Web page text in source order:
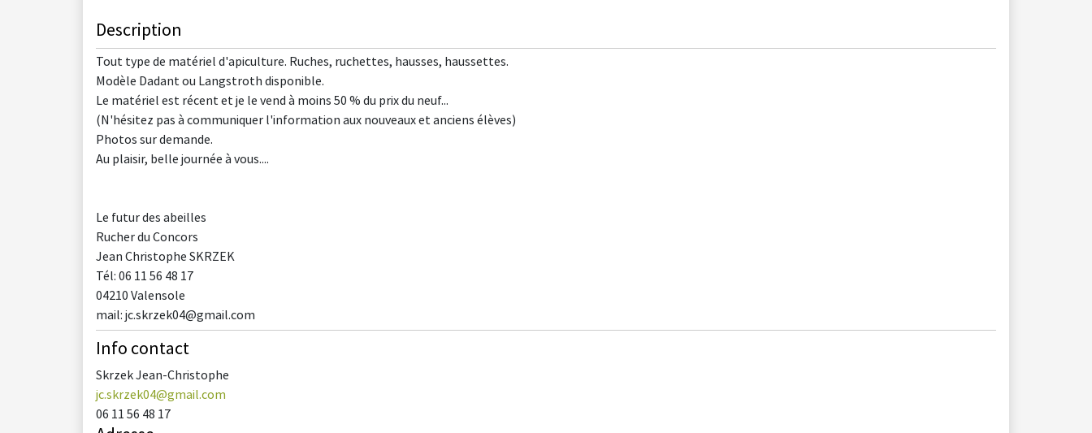
Description
Tout type de matériel d'apiculture. Ruches, ruchettes, hausses, haussettes.
Modèle Dadant ou Langstroth disponible.
Le matériel est récent et je le vend à moins 50 % du prix du neuf...
(N'hésitez pas à communiquer l'information aux nouveaux et anciens élèves)
Photos sur demande.
Au plaisir, belle journée à vous....
Le futur des abeilles
Rucher du Concors
Jean Christophe SKRZEK
Tél: 06 11 56 48 17
04210 Valensole
mail: jc.skrzek04@gmail.com
Info contact
Skrzek Jean-Christophe
jc.skrzek04@gmail.com
06 11 56 48 17